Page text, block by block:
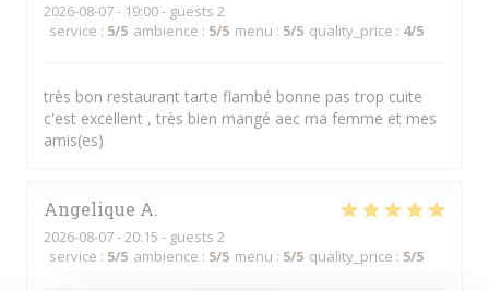
2026-08-07- 19:00 - guests 2
service : 5/5 ambience : 5/5 menu : 5/5 quality_price : 4/5
très bon restaurant tarte flambé bonne pas trop cuite
c'est excellent , très bien mangé aec ma femme et mes
amis(es)
Angelique A
2026-08-07- 20:15 - guests 2
service : 5/5 ambience : 5/5 menu : 5/5 quality_price : 5/5